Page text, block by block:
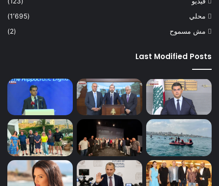
محلي
(1٬695)
مش مسموح
(2)
Last Modified Posts